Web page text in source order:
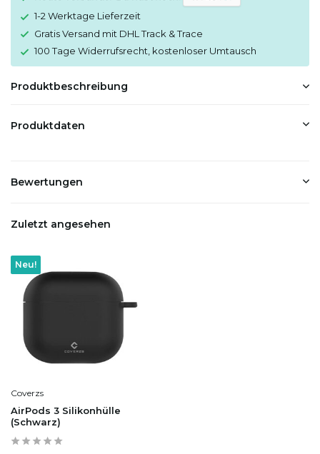
1-2 Werktage Lieferzeit
Gratis Versand mit DHL Track & Trace
100 Tage Widerrufsrecht, kostenloser Umtausch
Produktbeschreibung
Produktdaten
Bewertungen
Zuletzt angesehen
Neu!
Coverzs
AirPods 3 Silikonhülle
(Schwarz)